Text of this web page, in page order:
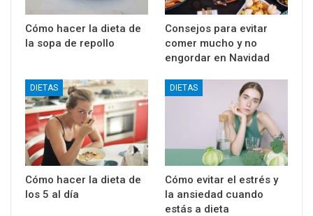
Cómo hacer la dieta de
la sopa de repollo
Consejos para evitar
comer mucho y no
engordar en Navidad
DIETAS
Cómo hacer la dieta de
los 5 al día
DIETAS
Cómo evitar el estrés y
la ansiedad cuando
estás a dieta